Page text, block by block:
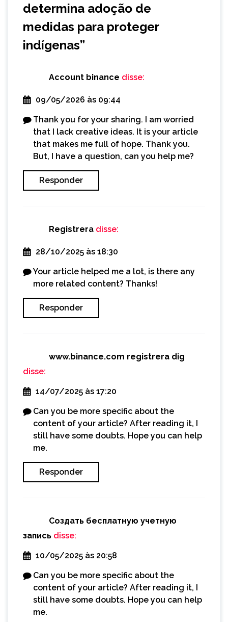
determina adoção de
medidas para proteger
indígenas”
Account binance disse:
09/05/2026 às 09:44
Thank you for your sharing. I am worried
that I lack creative ideas. It is your article
that makes me full of hope. Thank you.
But, I have a question, can you help me?
Responder
Registrera disse:
28/10/2025 às 18:30
Your article helped me a lot, is there any
more related content? Thanks!
Responder
www.binance.com registrera dig
disse:
14/07/2025 às 17:20
Can you be more specific about the
content of your article? After reading it, I
still have some doubts. Hope you can help
me.
Responder
Создать бесплатную учетную
запись disse:
10/05/2025 às 20:58
Can you be more specific about the
content of your article? After reading it, I
still have some doubts. Hope you can help
me.